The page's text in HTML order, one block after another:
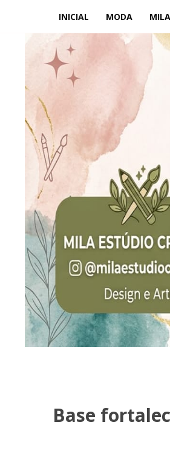
INICIAL MODA
Base